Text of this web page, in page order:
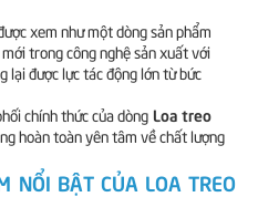
xem như một dòng sản phẩm
trong công nghệ sản xuất với
lại được lực tác động lớn từ bức
chính thức của dòng Loa treo
hoàn toàn yên tâm về chất lượng
NỔI BẬT CỦA LOA TREO